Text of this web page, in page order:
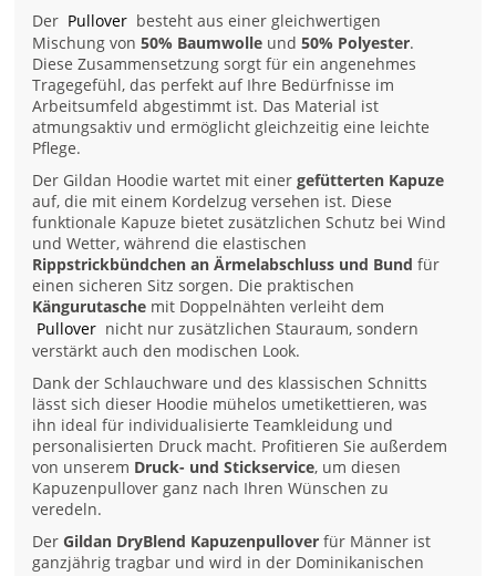
Der Pullover besteht aus einer gleichwertigen
Mischung von50% Baumwolle und50% Polyester.
Diese Zusammensetzung sorgt für ein angenehmes
Tragegefühl, das perfekt auf Ihre Bedürfnisse im
Arbeitsumfeld abgestimmt ist. Das Material ist
atmungsaktiv und ermöglicht gleichzeitig eine leichte
Pflege.
Der Gildan Hoodie wartet mit einergefütterten Kapuze
auf, die mit einem Kordelzug versehen ist. Diese
funktionale Kapuze bietet zusätzlichen Schutz bei Wind
und Wetter, während die elastischen
Rippstrickbündchen an Ärmelabschluss und Bund für
einen sicheren Sitz sorgen. Die praktischen
Kängurutasche mit Doppelnähten verleiht dem
Pullover nicht nur zusätzlichen Stauraum, sondern
verstärkt auch den modischen Look.
Dank der Schlauchware und des klassischen Schnitts
lässt sich dieser Hoodie mühelos umetikettieren, was
ihn ideal für individualisierte Teamkleidung und
personalisierten Druck macht. Profitieren Sie außerdem
von unserem Druck- und Stickservice, um diesen
Kapuzenpullover ganz nach Ihren Wünschen zu
veredeln.
DerGildan DryBlend Kapuzenpullover für Männer ist
ganzjährig tragbar und wird in der Dominikanischen